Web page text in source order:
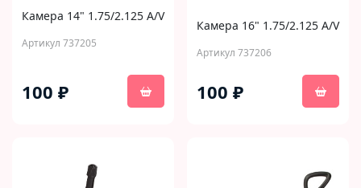
Камера 14" 1.75/2.125 A/V
Артикул 737205
100 ₽
Камера 16" 1.75/2.125 A/V
Артикул 737206
100 ₽